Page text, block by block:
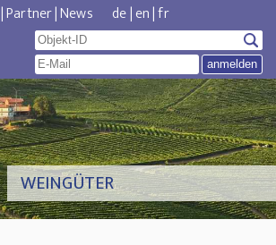
|Partner|News de|en|fr
WEINGÜTER